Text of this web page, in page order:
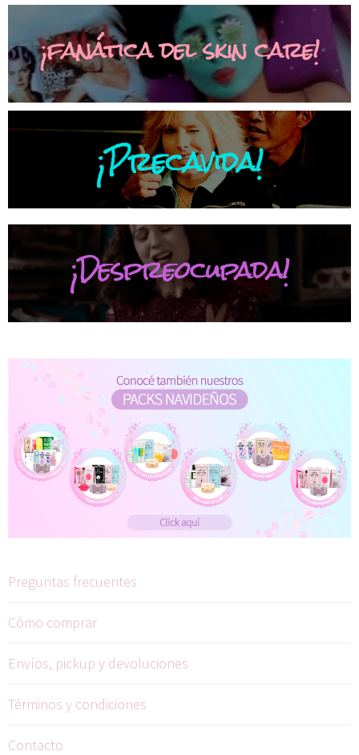
Preguntas frecuentes
Cómo comprar
Envíos, pickup y devoluciones
Términos y condiciones
Contacto